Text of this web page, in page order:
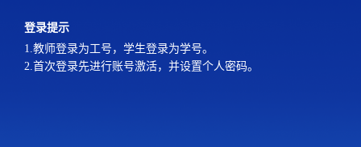
登录提示
1.教师登录为工号，学生登录为学号。
2.首次登录先进行账号激活，并设置个人密码。